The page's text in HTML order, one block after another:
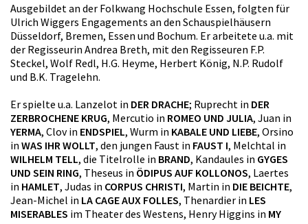
Ausgebildet an der Folkwang Hochschule Essen, folgten für
Ulrich Wiggers Engagements an den Schauspielhäusern
Düsseldorf, Bremen, Essen und Bochum. Er arbeitete u.a. mit
der Regisseurin Andrea Breth, mit den Regisseuren F.P.
Steckel, Wolf Redl, H.G. Heyme, Herbert König, N.P. Rudolf
und B.K. Tragelehn.
Er spielte u.a. Lanzelot in DER DRACHE; Ruprecht in DER
ZERBROCHENE KRUG, Mercutio in ROMEO UND JULIA, Juan in
YERMA, Clov in ENDSPIEL, Wurm in KABALE UND LIEBE, Orsino
in WAS IHR WOLLT, den jungen Faust in FAUST I, Melchtal in
WILHELM TELL, die Titelrolle in BRAND, Kandaules in GYGES
UND SEIN RING, Theseus in ÖDIPUS AUF KOLLONOS, Laertes
in HAMLET, Judas in CORPUS CHRISTI, Martin in DIE BEICHTE,
Jean-Michel in LA CAGE AUX FOLLES, Thenardier in LES
MISERABLES im Theater des Westens, Henry Higgins in MY